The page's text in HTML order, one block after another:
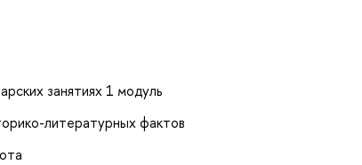
занятиях 1 модуль
литературных фактов